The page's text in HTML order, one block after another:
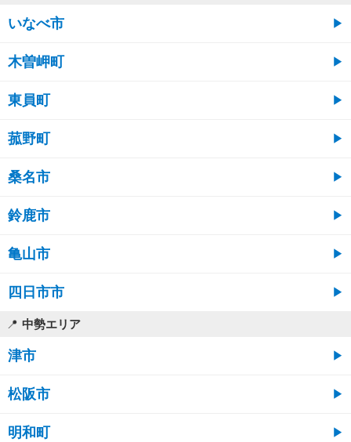
いなべ市
木曽岬町
東員町
菰野町
桑名市
鈴鹿市
亀山市
四日市市
中勢エリア
津市
松阪市
明和町